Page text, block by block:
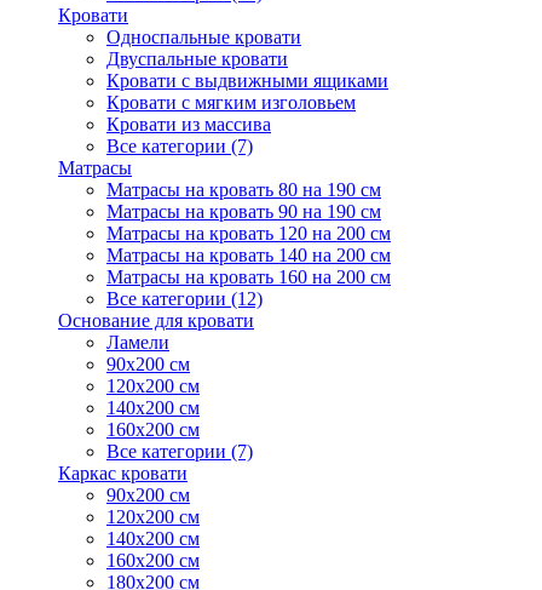
Кровати
Односпальные кровати
Двуспальные кровати
Кровати с выдвижными ящиками
Кровати с мягким изголовьем
Кровати из массива
Все категории (7)
Матрасы
Матрасы на кровать 80 на 190 см
Матрасы на кровать 90 на 190 см
Матрасы на кровать 120 на 200 см
Матрасы на кровать 140 на 200 см
Матрасы на кровать 160 на 200 см
Все категории (12)
Основание для кровати
Ламели
90х200 см
120х200 см
140х200 см
160х200 см
Все категории (7)
Каркас кровати
90х200 см
120х200 см
140х200 см
160х200 см
180х200 см